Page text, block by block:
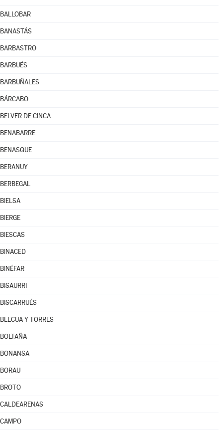
BALLOBAR
BANASTÁS
BARBASTRO
BARBUÉS
BARBUÑALES
BÁRCABO
BELVER DE CINCA
BENABARRE
BENASQUE
BERANUY
BERBEGAL
BIELSA
BIERGE
BIESCAS
BINACED
BINÉFAR
BISAURRI
BISCARRUÉS
BLECUA Y TORRES
BOLTAÑA
BONANSA
BORAU
BROTO
CALDEARENAS
CAMPO